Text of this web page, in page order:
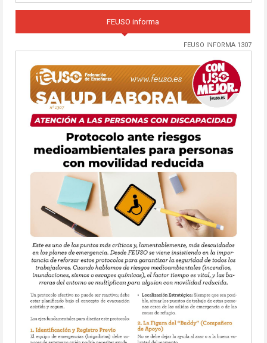
FEUSO informa
FEUSO INFORMA 1307